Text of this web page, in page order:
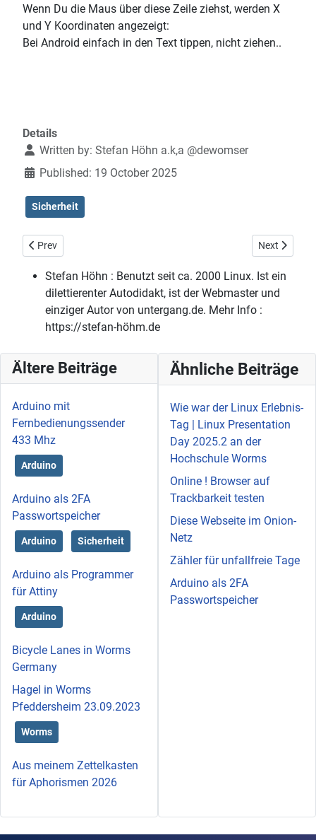
Wenn Du die Maus über diese Zeile ziehst, werden X
und Y Koordinaten angezeigt:
Bei Android einfach in den Text tippen, nicht ziehen..
Details
Written by: Stefan Höhn a.k,a @dewomser
Published: 19 October 2025
Sicherheit
Previous article: Rote Mausspuren KDE/Plasma
Prev Next article:
Next
Stefan Höhn : Benutzt seit ca. 2000 Linux. Ist ein
dilettierenter Autodidakt, ist der Webmaster und
einziger Autor von untergang.de. Mehr Info :
https://stefan-höhm.de
Ältere Beiträge
Arduino mit
Fernbedienungssender
433 Mhz
Arduino
Arduino als 2FA
Passwortspeicher
Arduino Sicherheit
Arduino als Programmer
für Attiny
Arduino
Bicycle Lanes in Worms
Germany
Hagel in Worms
Pfeddersheim 23.09.2023
Worms
Aus meinem Zettelkasten
für Aphorismen 2026
Ähnliche Beiträge
Wie war der Linux Erlebnis-
Tag | Linux Presentation
Day 2025.2 an der
Hochschule Worms
Online ! Browser auf
Trackbarkeit testen
Diese Webseite im Onion-
Netz
Zähler für unfallfreie Tage
Arduino als 2FA
Passwortspeicher